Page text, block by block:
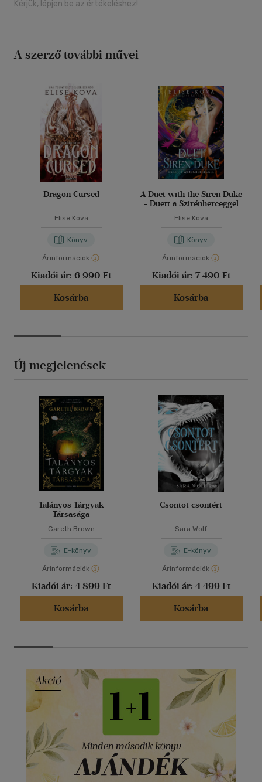
Kérjük, lépjen be az értékeléshez!
A szerző további művei
Dragon Cursed
Elise Kova
Könyv
Árinformációk
Kiadói ár: 6 990 Ft
Kosárba
A Duet with the Siren Duke
- Duett a Szirénherceggel
Elise Kova
Könyv
Árinformációk
Kiadói ár: 7 490 Ft
Kosárba
Új megjelenések
Talányos Tárgyak
Társasága
Gareth Brown
E-könyv
Árinformációk
Kiadói ár: 4 899 Ft
Kosárba
Csontot csontért
Sara Wolf
E-könyv
Árinformációk
Kiadói ár: 4 499 Ft
Kosárba